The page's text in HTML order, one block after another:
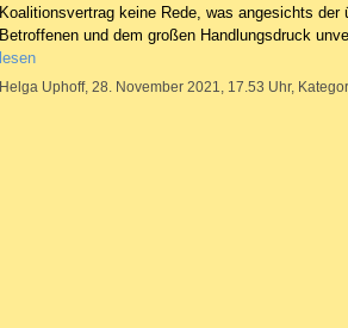
Koalitionsvertrag keine Rede, was angesichts der
Betroffenen und dem großen Handlungsdruck
lesen
Helga Uphoff, 28. November 2021, 17.53 Uhr,